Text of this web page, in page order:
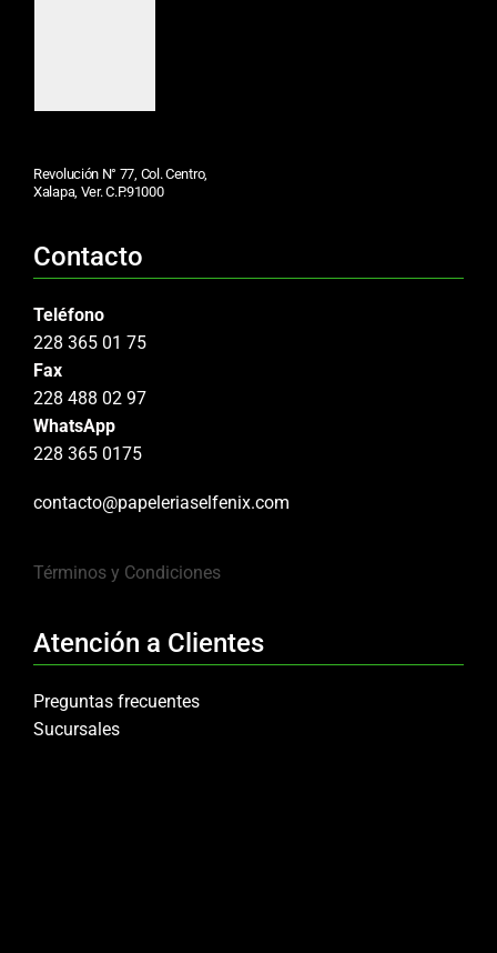
Revolución N° 77, Col. Centro,
Xalapa, Ver. C.P.91000
Contacto
Teléfono
228 365 01 75
Fax
228 488 02 97
WhatsApp
228 365 0175
contacto@papeleriaselfenix.com
Términos y Condiciones
Atención a Clientes
Preguntas frecuentes
Sucursales